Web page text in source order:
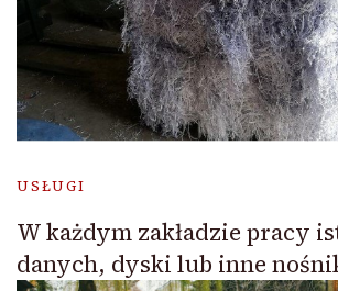
USŁUGI
W każdym zakładzie pracy
danych, dyski lub inne